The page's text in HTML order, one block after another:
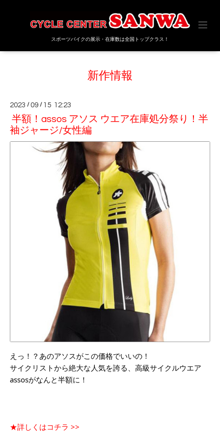
スポーツバイクの展示・在庫数は全国トップクラス！
新作情報
2023 /09 / 15 12:23
半額！assos アソス ウエア在庫処分祭り！半
袖ジャージ/女性編
えっ！？あのアソスがこの価格でいいの！
サイクリストから絶大な人気を誇る、高級サイクルウエア
assosがなんと半額に！
★詳しくはコチラ >>